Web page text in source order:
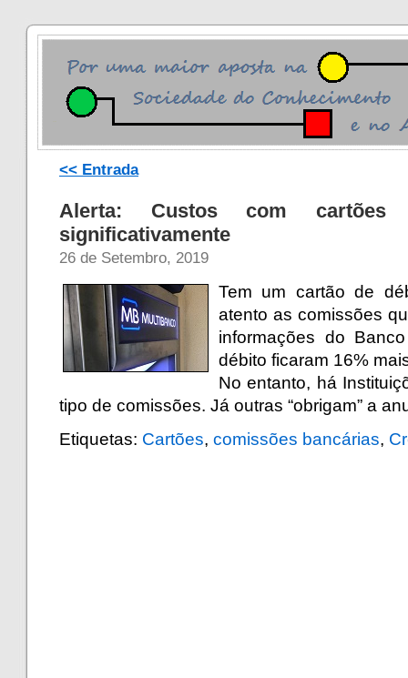
<< Entrada
Alerta: Custos com cartões
significativamente
26 de Setembro, 2019
Tem um cartão de
atento as comissões
informações do
débito ficaram 16%
No entanto, há
tipo de comissões. Já outras “obrigam” a
Etiquetas: Cartões, comissões bancárias,